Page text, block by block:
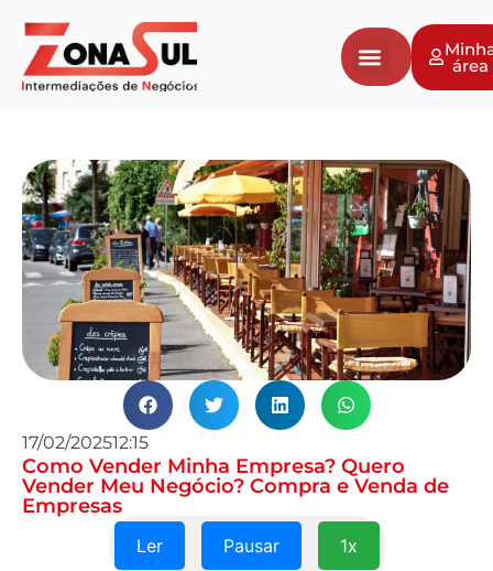
área
17/02/202512:15
Como Vender Minha Empresa? Quero
Vender Meu Negócio? Compra e Venda de
Empresas
Ler Pausar 1x